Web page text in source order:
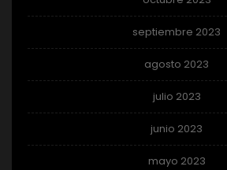
septiembre 2023
agosto 2023
julio 2023
junio 2023
mayo 2023